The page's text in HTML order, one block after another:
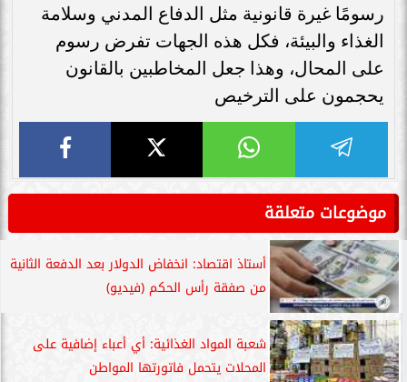
رسومًا غيرة قانونية مثل الدفاع المدني وسلامة
الغذاء والبيئة، فكل هذه الجهات تفرض رسوم
على المحال، وهذا جعل المخاطبين بالقانون
يحجمون على الترخيص
موضوعات متعلقة
أستاذ اقتصاد: انخفاض الدولار بعد الدفعة الثانية
من صفقة رأس الحكم (فيديو)
شعبة المواد الغذائية: أي أعباء إضافية على
المحلات يتحمل فاتورتها المواطن